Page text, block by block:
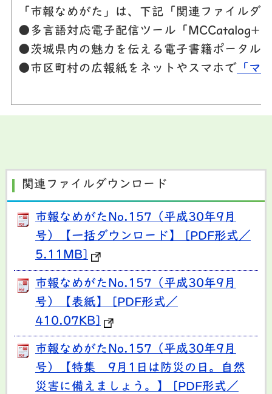
「市報なめがた」は、下記「関連ファイル
●多言語対応電子配信ツール「MCCatalog+
●茨城県内の魅力を伝える電子書籍ポータル
●市区町村の広報紙をネットやスマホで
「マ
関連ファイルダウンロード
市報なめがたNo.157（平成30年9月
号）【一括ダウンロード】 [PDF形式／
5.11MB]
市報なめがたNo.157（平成30年9月
号）【表紙】 [PDF形式／
410.07KB]
市報なめがたNo.157（平成30年9月
号）【特集 9月1日は防災の日。自然
災害に備えましょう。】 [PDF形式／